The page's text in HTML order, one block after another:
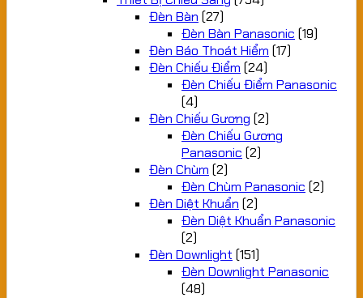
Đèn Bàn (27)
Đèn Bàn Panasonic (19)
Đèn Báo Thoát Hiểm (17)
Đèn Chiếu Điểm (24)
Đèn Chiếu Điểm Panasonic
(4)
Đèn Chiếu Gương (2)
Đèn Chiếu Gương
Panasonic (2)
Đèn Chùm (2)
Đèn Chùm Panasonic (2)
Đèn Diệt Khuẩn (2)
Đèn Diệt Khuẩn Panasonic
(2)
Đèn Downlight (151)
Đèn Downlight Panasonic
(48)